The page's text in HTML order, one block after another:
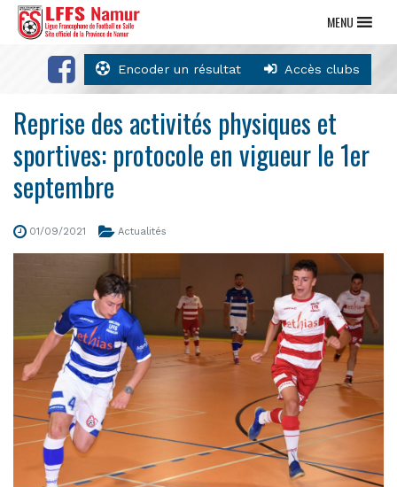
Encoder un résultat Accès clubs
MENU
Reprise des activités physiques et
sportives: protocole en vigueur le 1er
septembre
01/09/2021 Actualités